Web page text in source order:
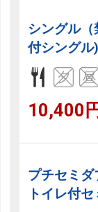
シングル
付シングル)
10,400
プチセミダ
トイレ付